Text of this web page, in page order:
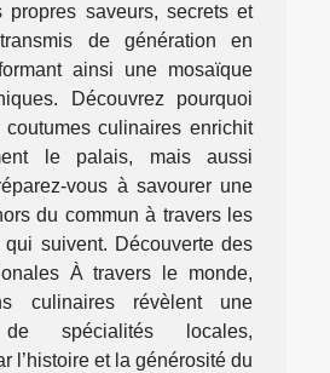
propres saveurs, secrets et
de génération en
ainsi une mosaïque
Découvrez pourquoi
culinaires enrichit
le palais, mais aussi
vous à savourer une
du commun à travers les
qui suivent. Découverte des
À travers le monde,
culinaires révèlent une
de spécialités locales,
l’histoire et la générosité du